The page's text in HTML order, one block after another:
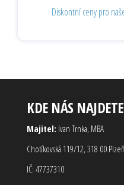
Diskontní ceny pro
KDE NÁS
Majitel: Ivan Trnka, MBA
Chotíkovská 119/12, 318 00 Plzeň
IČ: 47737310